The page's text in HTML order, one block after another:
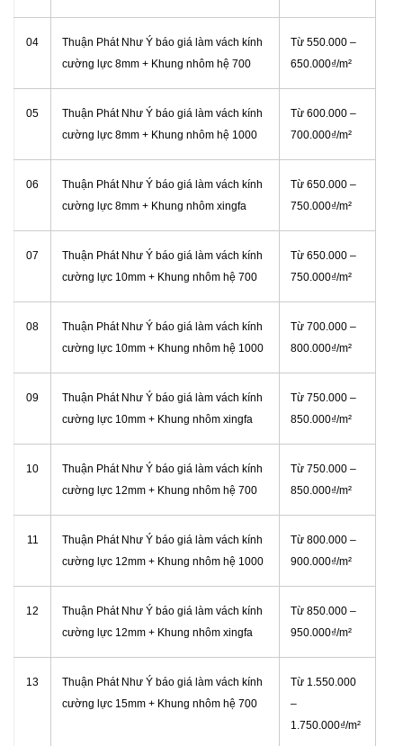
04
Thuận Phát Như Ý báo giá làm vách kính
cường lực 8mm + Khung nhôm hệ 700
Từ 550.000 –
650.000₫/m²
05
Thuận Phát Như Ý báo giá làm vách kính
cường lực 8mm + Khung nhôm hệ 1000
Từ 600.000 –
700.000₫/m²
06
Thuận Phát Như Ý báo giá làm vách kính
cường lực 8mm + Khung nhôm xingfa
Từ 650.000 –
750.000₫/m²
07
Thuận Phát Như Ý báo giá làm vách kính
cường lực 10mm + Khung nhôm hệ 700
Từ 650.000 –
750.000₫/m²
08
Thuận Phát Như Ý báo giá làm vách kính
cường lực 10mm + Khung nhôm hệ 1000
Từ 700.000 –
800.000₫/m²
09
Thuận Phát Như Ý báo giá làm vách kính
cường lực 10mm + Khung nhôm xingfa
Từ 750.000 –
850.000₫/m²
10
Thuận Phát Như Ý báo giá làm vách kính
cường lực 12mm + Khung nhôm hệ 700
Từ 750.000 –
850.000₫/m²
11
Thuận Phát Như Ý báo giá làm vách kính
cường lực 12mm + Khung nhôm hệ 1000
Từ 800.000 –
900.000₫/m²
12
Thuận Phát Như Ý báo giá làm vách kính
cường lực 12mm + Khung nhôm xingfa
Từ 850.000 –
950.000₫/m²
13
Thuận Phát Như Ý báo giá làm vách kính
cường lực 15mm + Khung nhôm hệ 700
Từ 1.550.000
–
1.750.000₫/m²